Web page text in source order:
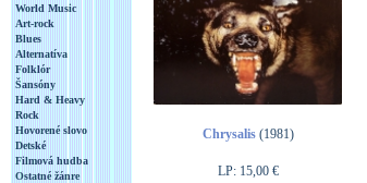
World Music
Art-rock
Blues
Alternatíva
Folklór
Šansóny
Hard & Heavy
Rock
Hovorené slovo
Detské
Filmová hudba
Ostatné žánre
Chrysalis(1981)
LP: 15,00 €